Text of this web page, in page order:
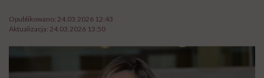
Opublikowano: 24.03.2026 12:43
Aktualizacja: 24.03.2026 13:50